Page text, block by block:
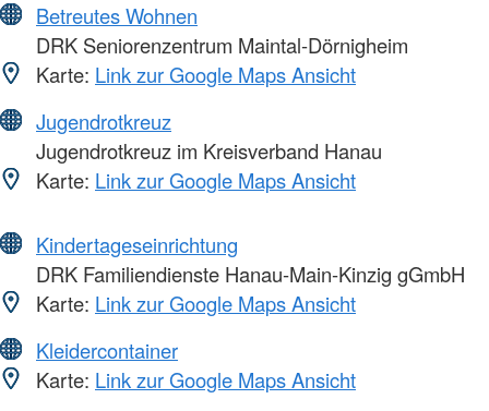
Betreutes Wohnen
DRK Seniorenzentrum Maintal-Dörnigheim
Karte: Link zur Google Maps Ansicht
Jugendrotkreuz
Jugendrotkreuz im Kreisverband Hanau
Karte: Link zur Google Maps Ansicht
Kindertageseinrichtung
DRK Familiendienste Hanau-Main-Kinzig gGmbH
Karte: Link zur Google Maps Ansicht
Kleidercontainer
Karte: Link zur Google Maps Ansicht